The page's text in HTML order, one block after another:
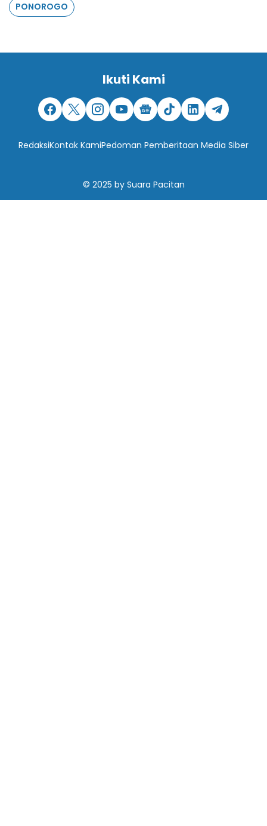
PONOROGO
Ikuti Kami
RedaksiKontak KamiPedoman Pemberitaan Media Siber
© 2025 by Suara Pacitan